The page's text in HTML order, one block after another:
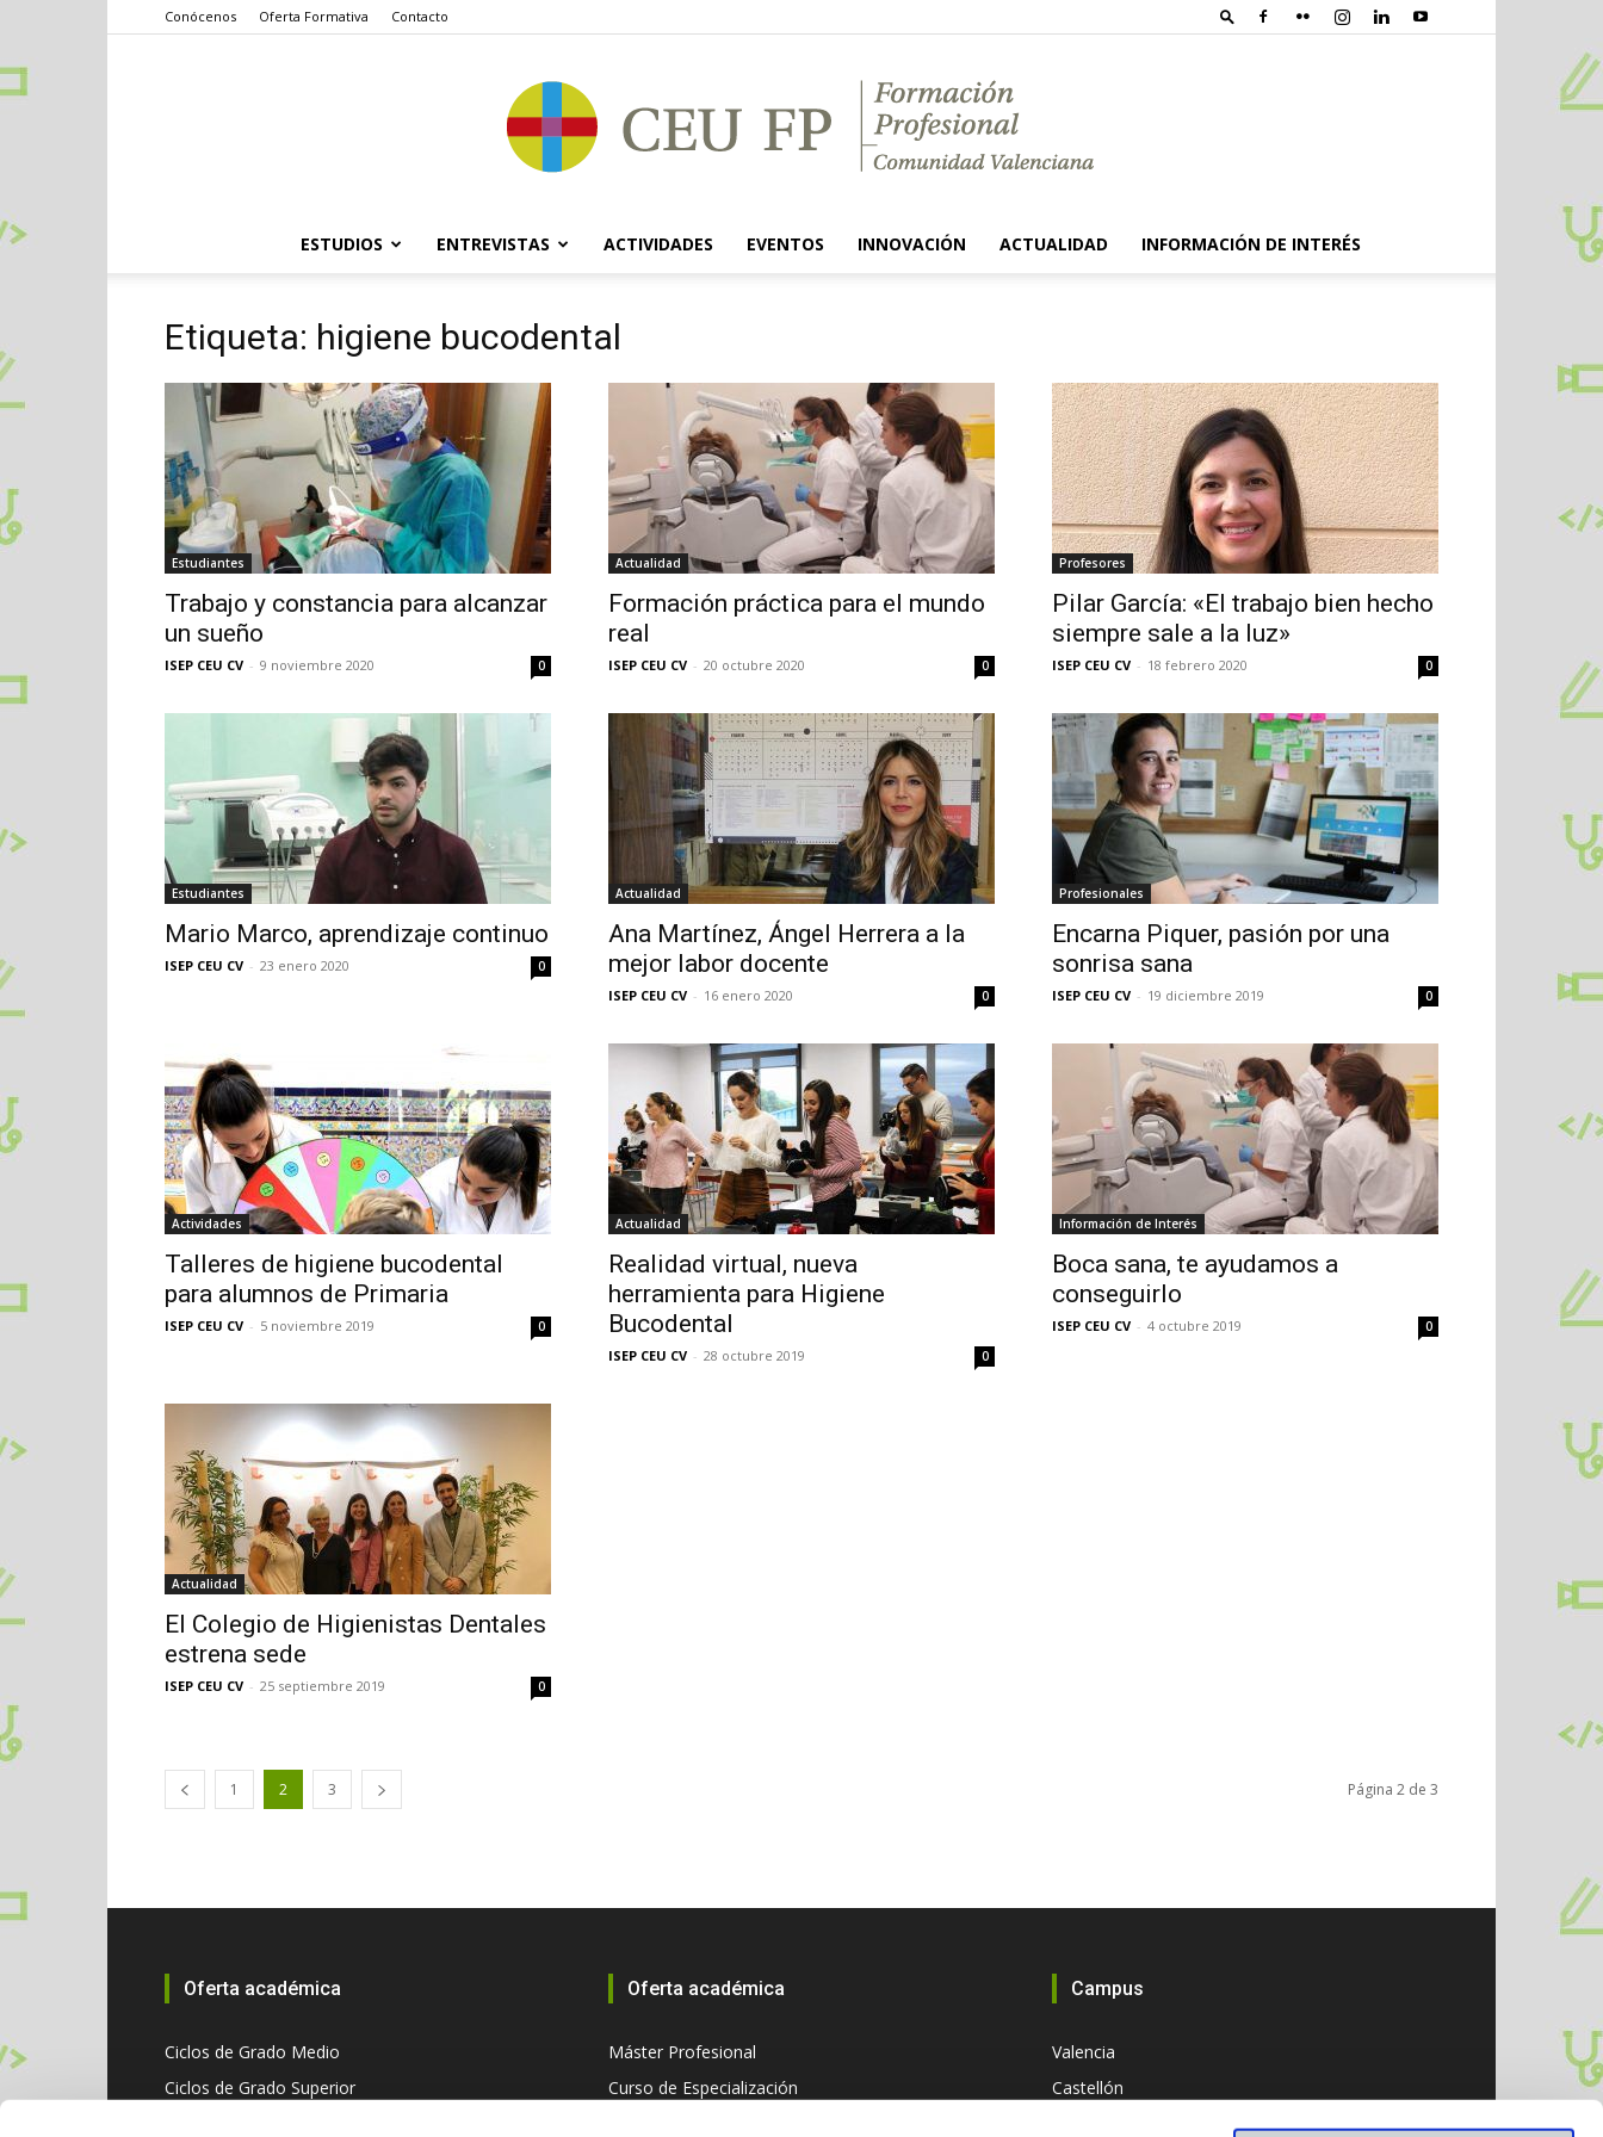
Conócenos Oferta Formativa Contacto
Formativos
CEU
CV
ESTUDIOS ENTREVISTAS ACTIVIDADES EVENTOS INNOVACIÓN ACTUALIDAD INFORMACIÓN DE INTERÉS
Etiqueta: higiene bucodental
Estudiantes
Trabajo y constancia para alcanzar
un sueño
ISEP CEU CV - 9 noviembre 2020 0
Actualidad
Formación práctica para el mundo
real
ISEP CEU CV - 20 octubre 2020 0
Profesores
Pilar García: «El trabajo bien hecho
siempre sale a la luz»
ISEP CEU CV - 18 febrero 2020 0
Estudiantes
Mario Marco, aprendizaje continuo
ISEP CEU CV - 23 enero 2020 0
Actualidad
Ana Martínez, Ángel Herrera a la
mejor labor docente
ISEP CEU CV - 16 enero 2020 0
Profesionales
Encarna Piquer, pasión por una
sonrisa sana
ISEP CEU CV - 19 diciembre 2019 0
Actividades
Talleres de higiene bucodental
para alumnos de Primaria
ISEP CEU CV - 5 noviembre 2019 0
Actualidad
Realidad virtual, nueva
herramienta para Higiene
Bucodental
ISEP CEU CV - 28 octubre 2019 0
Información de Interés
Boca sana, te ayudamos a
conseguirlo
ISEP CEU CV - 4 octubre 2019 0
Actualidad
El Colegio de Higienistas Dentales
estrena sede
ISEP CEU CV - 25 septiembre 2019 0
1 2 3 Página 2 de 3
Oferta académica
Ciclos de Grado Medio
Ciclos de Grado Superior
Oferta académica
Máster Profesional
Curso de Especialización
Campus
Valencia
Castellón